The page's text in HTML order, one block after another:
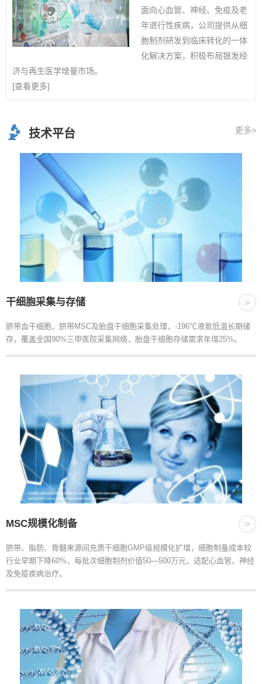
面向心血管、神经、免疫及老
年退行性疾病，公司提供从细
胞制剂研发到临床转化的一体
化解决方案，积极布局银发经
济与再生医学增量市场。
[查看更多]
技术平台 更多>
干细胞采集与存储 >
脐带血干细胞、脐带MSC及胎盘干细胞采集处理，-196℃液氮低温长期储
存，覆盖全国90%三甲医院采集网络，胎盘干细胞存储需求年增25%。
MSC规模化制备 >
脐带、脂肪、骨髓来源间充质干细胞GMP级规模化扩增，细胞制备成本较
行业早期下降60%，每批次细胞制剂价值50—500万元，适配心血管、神经
及免疫疾病治疗。